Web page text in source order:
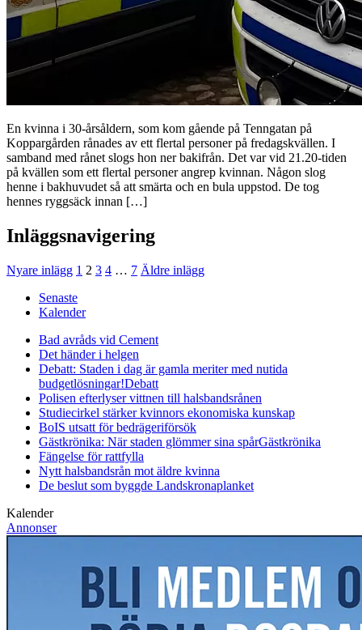
En kvinna i 30-årsåldern, som kom gående på Tenngatan på
Koppargården rånades av ett flertal personer på fredagskvällen. I
samband med rånet slogs hon ner bakifrån. Det var vid 21.20-tiden
på kvällen som ett flertal personer angrep kvinnan. Någon slog
henne i bakhuvudet så att smärta och en bula uppstod. De tog
hennes ryggsäck innan […]
Inläggsnavigering
Nyare inlägg 1 2 3 4 … 7 Äldre inlägg
Senaste
Kalender
Bad avråds vid Cement
Det händer i helgen
Debatt: Staden i dag är gamla meriter med nutida
budgetlösningar!Debatt
Polisen efterlyser vittnen till halsbandsrånen
Studiecirkel stärker kvinnors ekonomiska kunskap
BoIS utsatt för bedrägeriförsök
Gästkrönika: När staden glömmer sina spårGästkrönika
Fängelse för rattfylla
Nytt halsbandsrån mot äldre kvinna
De beslut som byggde Landskronaplanket
Kalender
Annonser